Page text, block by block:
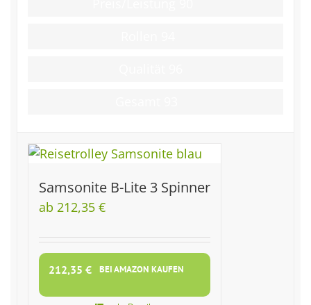
Samsonite B-Lite 3 Spinner
ab 212,35 €
212,35 € BEI AMAZON KAUFEN